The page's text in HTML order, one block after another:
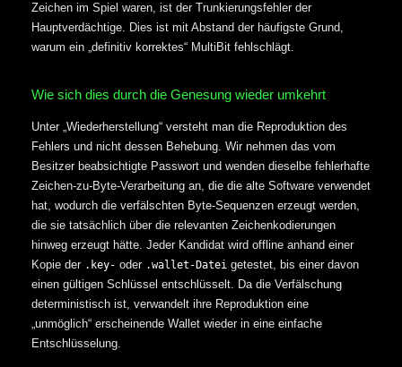
Zeichen im Spiel waren, ist der Trunkierungsfehler der
Hauptverdächtige. Dies ist mit Abstand der häufigste Grund,
warum ein „definitiv korrektes“ MultiBit fehlschlägt.
Wie sich dies durch die Genesung wieder umkehrt
Unter „Wiederherstellung“ versteht man die Reproduktion des
Fehlers und nicht dessen Behebung. Wir nehmen das vom
Besitzer beabsichtigte Passwort und wenden dieselbe fehlerhafte
Zeichen-zu-Byte-Verarbeitung an, die die alte Software verwendet
hat, wodurch die verfälschten Byte-Sequenzen erzeugt werden,
die sie tatsächlich über die relevanten Zeichenkodierungen
hinweg erzeugt hätte. Jeder Kandidat wird offline anhand einer
Kopie der .key- oder .wallet-Datei getestet, bis einer davon
einen gültigen Schlüssel entschlüsselt. Da die Verfälschung
deterministisch ist, verwandelt ihre Reproduktion eine
„unmöglich“ erscheinende Wallet wieder in eine einfache
Entschlüsselung.